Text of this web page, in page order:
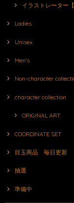
イラストレーター【
Ladies
Unisex
Men's
Non-character
character collection
ORIGINAL ART
COORDINATE SET
目玉商品 毎日更新
抽選
準備中